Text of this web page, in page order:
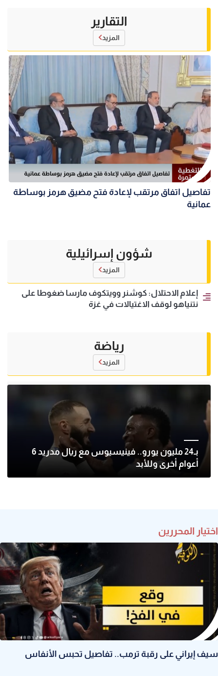
التقارير
المزيد
تفاصيل اتفاق مرتقب لإعادة فتح مضيق هرمز بوساطة
عمانية
شؤون إسرائيلية
المزيد
إعلام الاحتلال: كوشنر وويتكوف مارسا ضغوطا على
نتنياهو لوقف الاغتيالات في غزة
رياضة
المزيد
بـ24 مليون يورو.. فينيسيوس مع ريال مدريد 6
أعوام أخرى وللأبد
اختيار المحررين
سيف إيراني على رقبة ترمب.. تفاصيل تحبس الأنفاس